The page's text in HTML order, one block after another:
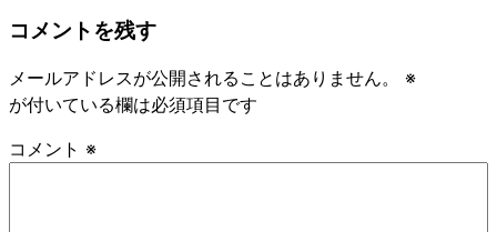
コメントを残す
メールアドレスが公開されることはありません。
※
が付いている欄は必須項目です
コメント ※